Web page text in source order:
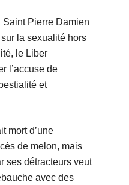
Pierre Damien
la sexualité hors
le Liber
l’accuse de
et
mort d’une
de melon, mais
ses détracteurs veut
avec des